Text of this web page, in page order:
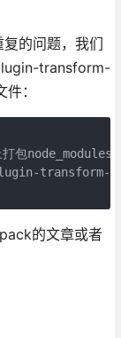
的问题，我们
transform-
：
包node_modules
transform-
的文章或者